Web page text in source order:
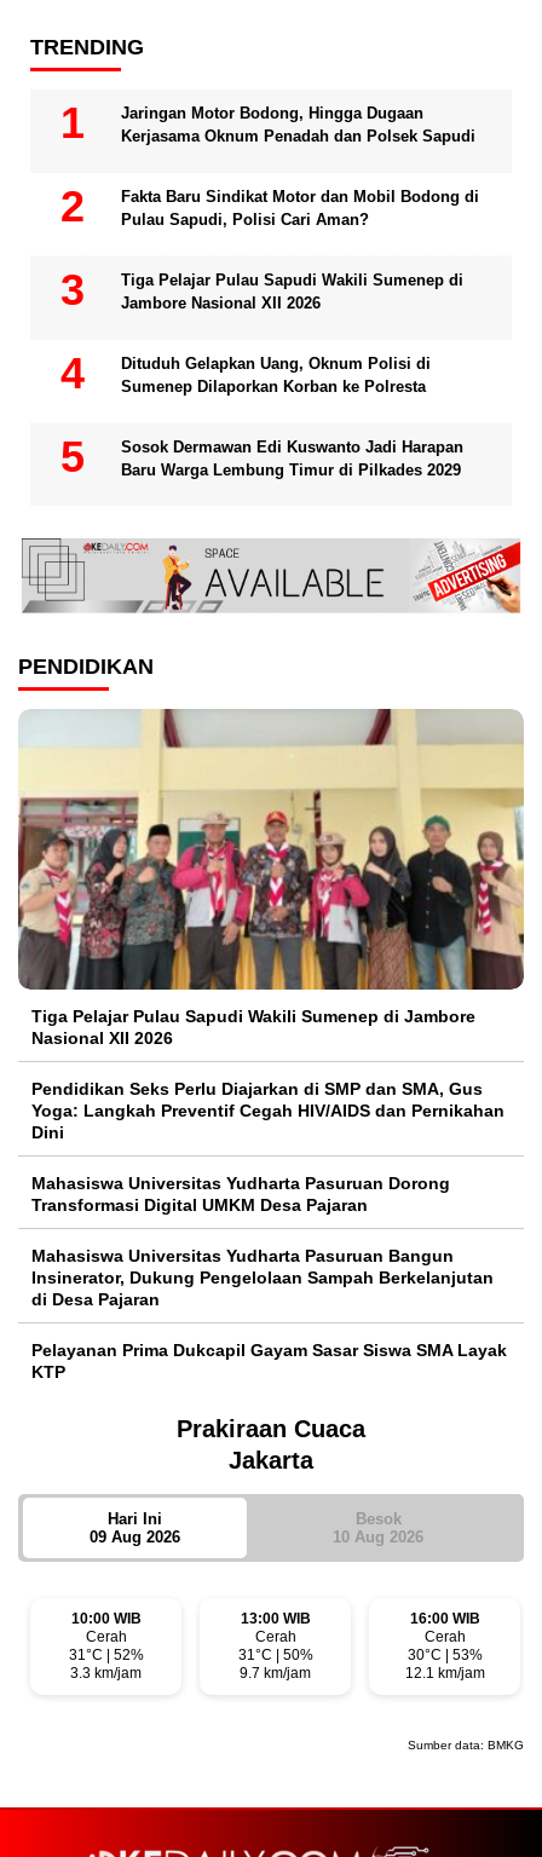
TRENDING
Jaringan Motor Bodong, Hingga Dugaan
Kerjasama Oknum Penadah dan Polsek Sapudi
Fakta Baru Sindikat Motor dan Mobil Bodong di
Pulau Sapudi, Polisi Cari Aman?
Tiga Pelajar Pulau Sapudi Wakili Sumenep di
Jambore Nasional XII 2026
Dituduh Gelapkan Uang, Oknum Polisi di
Sumenep Dilaporkan Korban ke Polresta
Sosok Dermawan Edi Kuswanto Jadi Harapan
Baru Warga Lembung Timur di Pilkades 2029
PENDIDIKAN
Tiga Pelajar Pulau Sapudi Wakili Sumenep di Jambore
Nasional XII 2026
Pendidikan Seks Perlu Diajarkan di SMP dan SMA, Gus
Yoga: Langkah Preventif Cegah HIV/AIDS dan Pernikahan
Dini
Mahasiswa Universitas Yudharta Pasuruan Dorong
Transformasi Digital UMKM Desa Pajaran
Mahasiswa Universitas Yudharta Pasuruan Bangun
Insinerator, Dukung Pengelolaan Sampah Berkelanjutan
di Desa Pajaran
Pelayanan Prima Dukcapil Gayam Sasar Siswa SMA Layak
KTP
Prakiraan Cuaca
Jakarta
Hari Ini
09 Aug 2026
Besok
10 Aug 2026
10:00 WIB
Cerah
31°C | 52%
3.3 km/jam
13:00 WIB
Cerah
31°C | 50%
9.7 km/jam
16:00 WIB
Cerah
30°C | 53%
12.1 km/jam
Sumber data: BMKG